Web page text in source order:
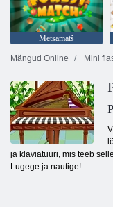
Metsamatš
Mängud Online
Mini
ja klaviatuuri, mis teeb
Lugege ja nautige!